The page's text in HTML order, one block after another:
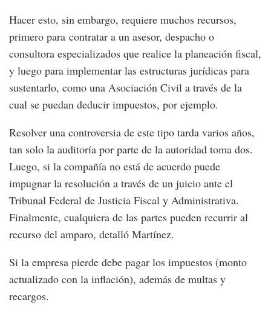
Hacer esto, sin embargo, requiere muchos recursos,
primero para contratar a un asesor, despacho o
consultora especializados que realice la planeación fiscal,
y luego para implementar las estructuras jurídicas para
sustentarlo, como una Asociación Civil a través de la
cual se puedan deducir impuestos, por ejemplo.
Resolver una controversia de este tipo tarda varios años,
tan solo la auditoría por parte de la autoridad toma dos.
Luego, si la compañía no está de acuerdo puede
impugnar la resolución a través de un juicio ante el
Tribunal Federal de Justicia Fiscal y Administrativa.
Finalmente, cualquiera de las partes pueden recurrir al
recurso del amparo, detalló Martínez.
Si la empresa pierde debe pagar los impuestos (monto
actualizado con la inflación), además de multas y
recargos.